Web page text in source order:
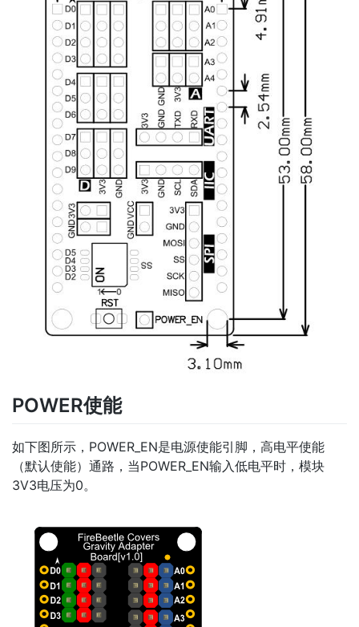
POWER使能
如下图所示，POWER_EN是电源使能引脚，高电平使能
（默认使能）通路，当POWER_EN输入低电平时，模块
3V3电压为0。